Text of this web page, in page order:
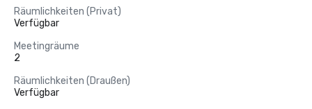
Räumlichkeiten (Privat)
Verfügbar
Meetingräume
2
Räumlichkeiten (Draußen)
Verfügbar